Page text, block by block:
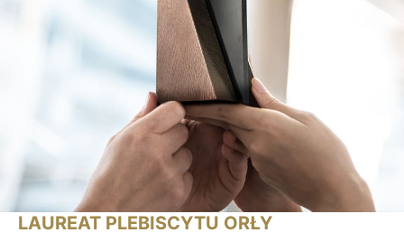
LAUREAT PLEBISCYTU ORŁY